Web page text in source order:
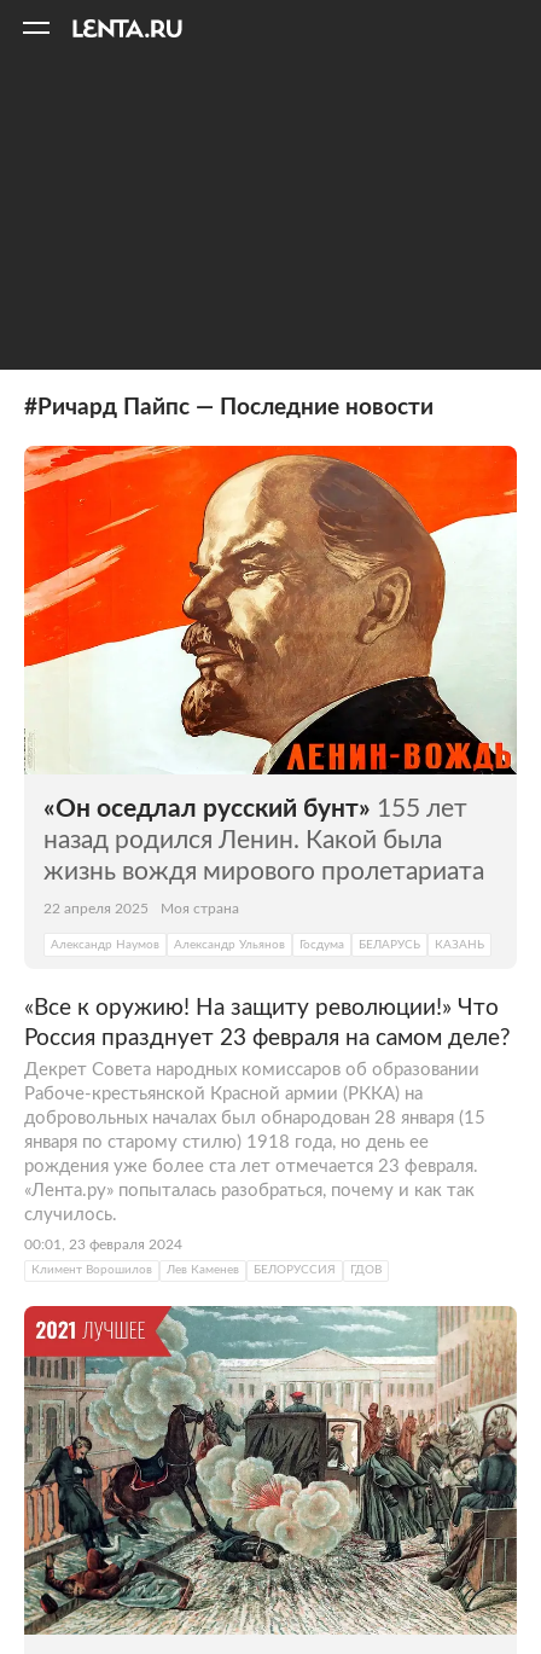
#Ричард Пайпс — Последние новости
«Он оседлал русский бунт» 155 лет
назад родился Ленин. Какой была
жизнь вождя мирового пролетариата
22 апреля 2025 Моя страна
Александр Наумов Александр Ульянов Госдума БЕЛАРУСЬ КАЗАНЬ
«Все к оружию! На защиту революции!» Что
Россия празднует 23 февраля на самом деле?
Декрет Совета народных комиссаров об образовании
Рабоче-крестьянской Красной армии (РККА) на
добровольных началах был обнародован 28 января (15
января по старому стилю) 1918 года, но день ее
рождения уже более ста лет отмечается 23 февраля.
«Лента.ру» попыталась разобраться, почему и как так
случилось.
00:01, 23 февраля 2024
Климент Ворошилов Лев Каменев БЕЛОРУССИЯ ГДОВ